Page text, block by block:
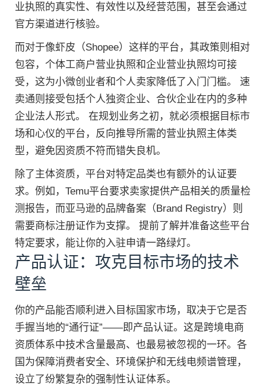
业执照的真实性、有效性以及经营范围，甚至会通过
官方渠道进行核验。
而对于像虾皮（Shopee）这样的平台，其政策则相对
包容，个体工商户营业执照和企业营业执照均可接
受，这为小微创业者和个人卖家降低了入门门槛。 速
卖通则接受包括个人独资企业、合伙企业在内的多种
企业法人形式。 在规划业务之初，就必须根据目标市
场和心仪的平台，反向推导所需的营业执照主体类
型，避免因资质不符而错失良机。
除了主体资质，平台对特定品类也有额外的认证要
求。例如，Temu平台要求卖家提供产品相关的质量检
测报告，而亚马逊的品牌备案（Brand Registry）则
需要商标注册证作为支撑。 提前了解并准备这些平台
特定要求，能让你的入驻申请一路绿灯。
产品认证：攻克目标市场的技术
壁垒
你的产品能否顺利进入目标国家市场，取决于它是否
手握当地的“通行证”——即产品认证。这是跨境电商
资质体系中技术含量最高、也最易被忽视的一环。各
国为保障消费者安全、环境保护和无线电频谱管理，
设立了纷繁复杂的强制性认证体系。